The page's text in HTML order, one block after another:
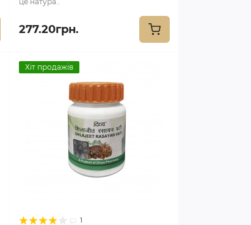
277.20грн.
Хіт продажів
1